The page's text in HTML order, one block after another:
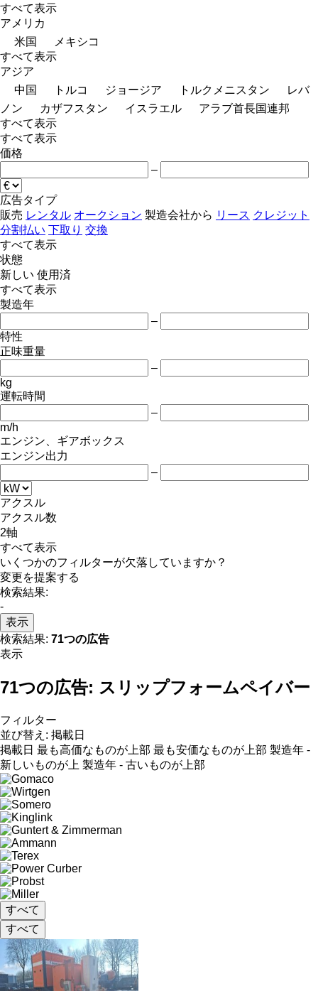
すべて表示
アメリカ
米国
メキシコ
すべて表示
アジア
中国
トルコ ジョージア トルクメニスタン
レバ
ノン
カザフスタン イスラエル
アラブ首長国連邦
すべて表示
すべて表示
価格
–
広告タイプ
販売 レンタル オークション 製造会社から リース クレジット
分割払い 下取り 交換
すべて表示
状態
新しい 使用済
すべて表示
製造年
–
特性
正味重量
–
kg
運転時間
–
m/h
エンジン、ギアボックス
エンジン出力
–
アクスル
アクスル数
2軸
すべて表示
いくつかのフィルターが欠落していますか？
変更を提案する
検索結果:
-
表示
検索結果: 71つの広告
表示
71つの広告: スリップフォームペイバー
フィルター
並び替え : 掲載日
掲載日 最も高価なものが上部 最も安価なものが上部 製造年 -
新しいものが上 製造年 - 古いものが上部
すべて
すべて